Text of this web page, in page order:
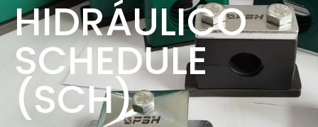
HIDRÁULICO
SCHEDULE
(SCH)